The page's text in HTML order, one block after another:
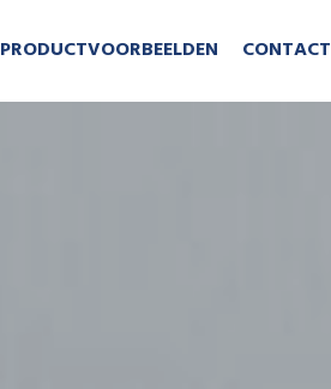
PRODUCTVOORBEELDEN CONTACT